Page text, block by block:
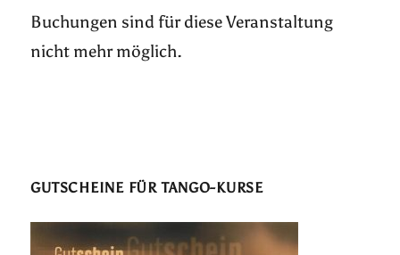
Buchungen sind für diese Veranstaltung
nicht mehr möglich.
GUTSCHEINE FÜR TANGO-KURSE